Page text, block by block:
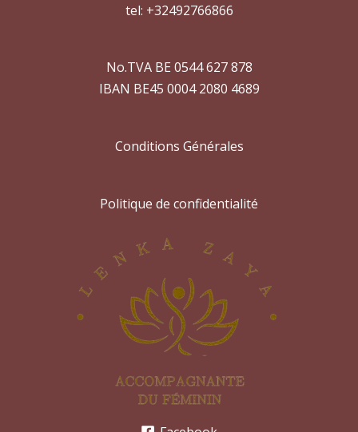
tel: +32492766866
No.TVA BE 0544 627 878
IBAN BE45 0004 2080 4689
Conditions Générales
Politique de confidentialité